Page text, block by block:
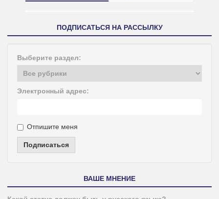
ПОДПИСАТЬСЯ НА РАССЫЛКУ
Выберите раздел:
Электронный адрес:
Отпишите меня
Подписаться
ВАШЕ МНЕНИЕ